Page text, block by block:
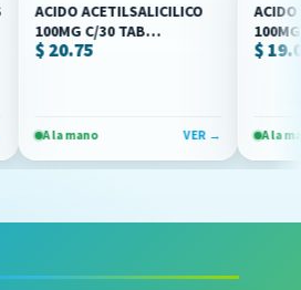
ACIDO ACETILSALICILICO
100MG C/30 TAB
(PERRIGO/QUIFA)
$ 20.75
A la mano VER →
ACIDO
100MG C/
(AVIVIA)
$ 19.00
A la mano